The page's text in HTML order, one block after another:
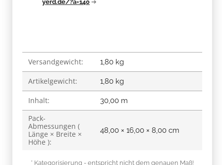
yerd.de/?a=140 ➔
Produkteigenschaft
Wert
Versandgewicht: 1,80 kg
Artikelgewicht: 1,80 kg
Inhalt: 30,00 m
Pack-
Abmessungen (
Länge × Breite ×
Höhe ):
48,00 × 16,00 × 8,00 cm
* Kategorisierung - entspricht nicht dem genauen Maß!